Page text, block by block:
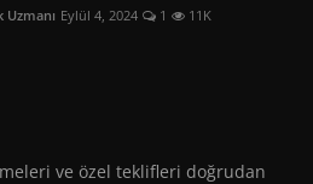
Uzmanı Eylül 4, 2024 1 11K
ve özel teklifleri doğrudan